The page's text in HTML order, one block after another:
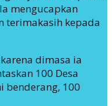
mengucapkan
terimakasih kepada
dimasa ia
100 Desa
benderang, 100